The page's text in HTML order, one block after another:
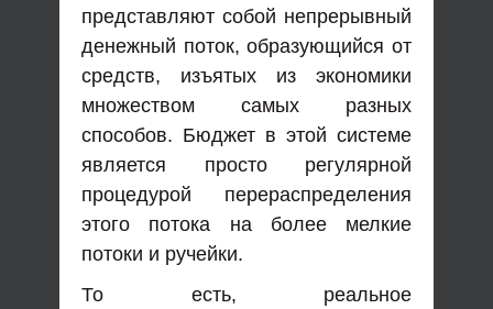
представляют собой непрерывный
денежный поток, образующийся от
средств, изъятых из экономики
множеством самых разных
способов. Бюджет в этой системе
является просто регулярной
процедурой перераспределения
этого потока на более мелкие
потоки и ручейки.
То есть, реальное